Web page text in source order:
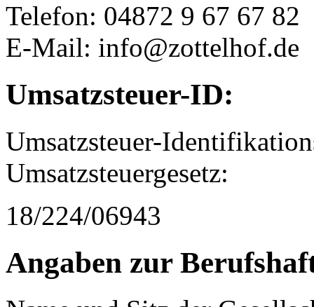
Telefon: 04872 9 67 67 82
E-Mail: info@zottelhof.de
Umsatzsteuer-ID:
Umsatzsteuer-
Umsatzsteuergesetz:
18/224/06943
Angaben zur